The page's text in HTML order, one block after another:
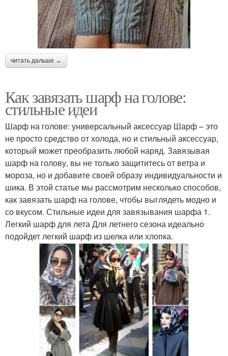
читать дальше →
Как завязать шарф на голове:
стильные идеи
Шарф на голове: универсальный аксессуар Шарф – это
не просто средство от холода, но и стильный аксессуар,
который может преобразить любой наряд. Завязывая
шарф на голову, вы не только защититесь от ветра и
мороза, но и добавите своей образу индивидуальности и
шика. В этой статье мы рассмотрим несколько способов,
как завязать шарф на голове, чтобы выглядеть модно и
со вкусом. Стильные идеи для завязывания шарфа 1.
Легкий шарф для лета Для летнего сезона идеально
подойдет легкий шарф из шелка или хлопка.